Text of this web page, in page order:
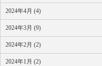
2024年4月 (4)
2024年3月 (9)
2024年2月 (2)
2024年1月 (2)